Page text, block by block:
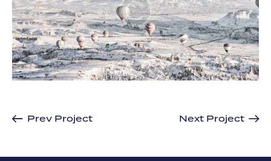
Prev Project Next Project